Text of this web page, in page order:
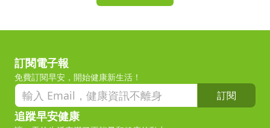
訂閱電子報
免費訂閱早安，開始健康新生活！
訂閱
追蹤早安健康